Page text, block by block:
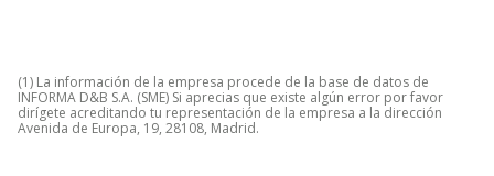
(1) La información de la empresa procede de la base de datos de
INFORMA D&B S.A. (SME) Si aprecias que existe algún error por favor
dirígete acreditando tu representación de la empresa a la dirección
Avenida de Europa, 19, 28108, Madrid.